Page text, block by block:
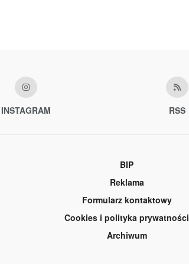
INSTAGRAM RSS
BIP
Reklama
Formularz kontaktowy
Cookies i polityka prywatności
Archiwum